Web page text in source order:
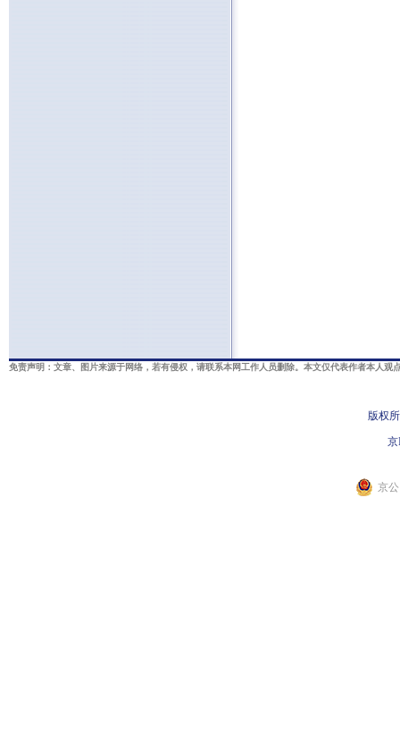
免责声明：文章、图片来源于网络，若有侵权，请联系本网工作人员删除。本文仅代表作者本人
版权
京
京公